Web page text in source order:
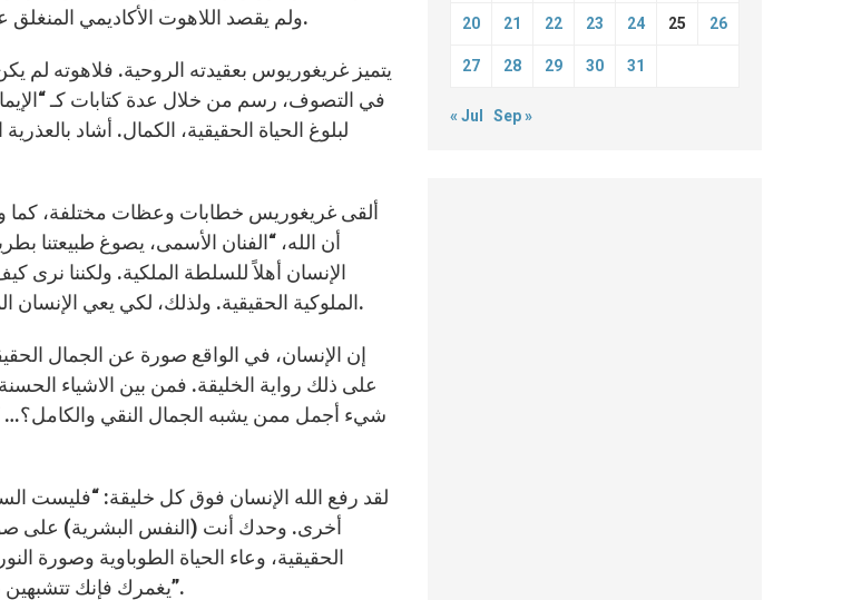
ولم يقصد اللاهوت الأكاديمي المنغلق على ذاته بل وضع لمعلمي التعليم المسيحي نظاماً يعودون اليه في تعليمهم.
يتميز غريغوريوس بعقيدته الروحية. فلاهوته لم
في التصوف، رسم من خلال عدة كتابات كـ
لبلوغ الحياة الحقيقية، الكمال. أشاد
ألقى غريغوريس خطابات وعظات مختلفة، كما
أن الله، “الفنان الأسمى، يصوغ طبيعتنا
الإنسان أهلاً للسلطة الملكية. ولكننا
الملوكية الحقيقية. ولذلك، لكي يعي الإنسان المسؤولية الحقيقية تجاه الخليقة، عليه أن يفتح قلبه لله وأن يعيش في نوره.
إن الإنسان، في الواقع صورة عن الجمال
على ذلك رواية الخليقة. فمن بين الاشياء
شيء أجمل ممن يشبه الجمال النقي والكامل؟…
لقد رفع الله الإنسان فوق كل خليقة: “فليست
أخرى. وحدك أنت (النفس البشرية) على
الحقيقية، وعاء الحياة الطوباوية وصورة
يغمرك فإنك تتشبهين بالذي يشع من خلالك. فلا شيء في الوجود يوازي العظمة التي أعطيت لك”.
20 21 22 23 24 25 26
27 28 29 30 31
« Jul Sep »